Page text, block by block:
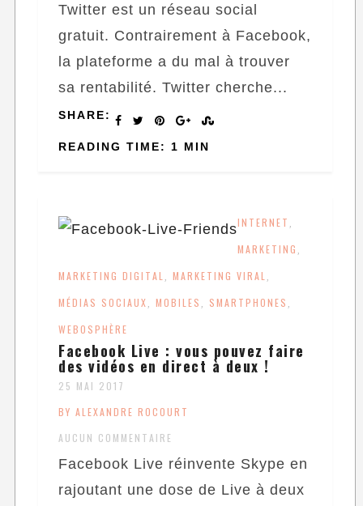
Twitter est un réseau social
gratuit. Contrairement à Facebook,
la plateforme a du mal à trouver
sa rentabilité. Twitter cherche...
SHARE:
READING TIME: 1 MIN
INTERNET
MARKETING
MARKETING DIGITAL ,MARKETING VIRAL
MÉDIAS SOCIAUX ,MOBILES SMARTPHONES
WEBOSPHÈRE
Facebook Live : vous pouvez faire
des vidéos en direct à deux !
25 MAI 2017
BY ALEXANDRE ROCOURT
AUCUN COMMENTAIRE
Facebook Live réinvente Skype en
rajoutant une dose de Live à deux